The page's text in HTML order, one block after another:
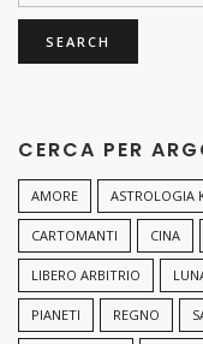
CERCA PER
AMORE ASTROLOGIA
CARTOMANTI CINA
LIBERO ARBITRIO
PIANETI REGNO